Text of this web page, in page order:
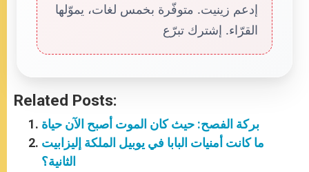
إدعم زينيت. متوفّرة بخمس لغات، يموّلها
القرّاء. إشترك تبرّع
Related Posts:
بركة الفصح: حيث كان الموت أصبح الآن حياة
ما كانت أمنيات البابا في يوبيل الملكة إليزابيت
الثانية؟